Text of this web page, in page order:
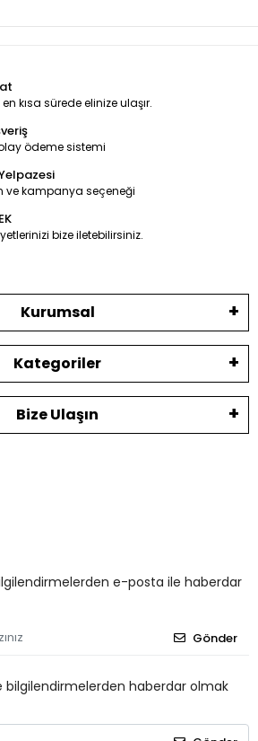
kısa sürede elinize ulaşır.
ödeme sistemi
ve kampanya seçeneği
bize iletebilirsiniz.
Kurumsal
Kategoriler
Bize Ulaşın
e-posta ile haberdar
Gönder
bilgilendirmelerden haberdar olmak